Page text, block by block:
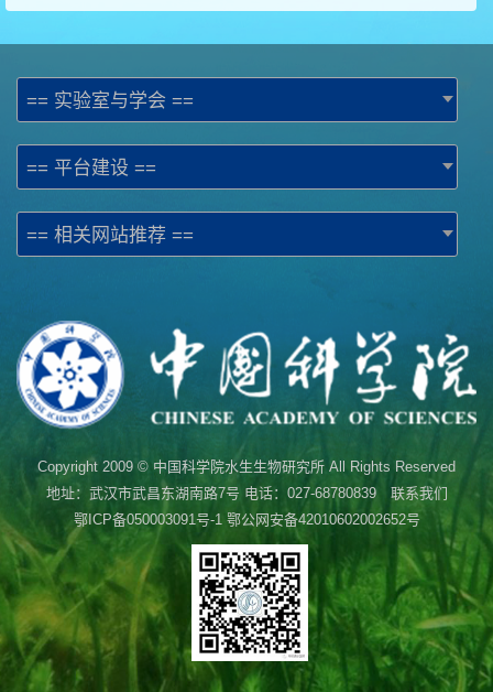
== 实验室与学会 ==
== 平台建设 ==
== 相关网站推荐 ==
Copyright 2009 © 中国科学院水生生物研究所 All Rights Reserved
地址：武汉市武昌东湖南路7号 电话：027-68780839 联系我们
鄂ICP备050003091号-1鄂公网安备42010602002652号